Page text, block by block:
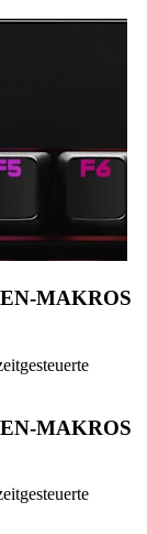
MAKROS
MAKROS